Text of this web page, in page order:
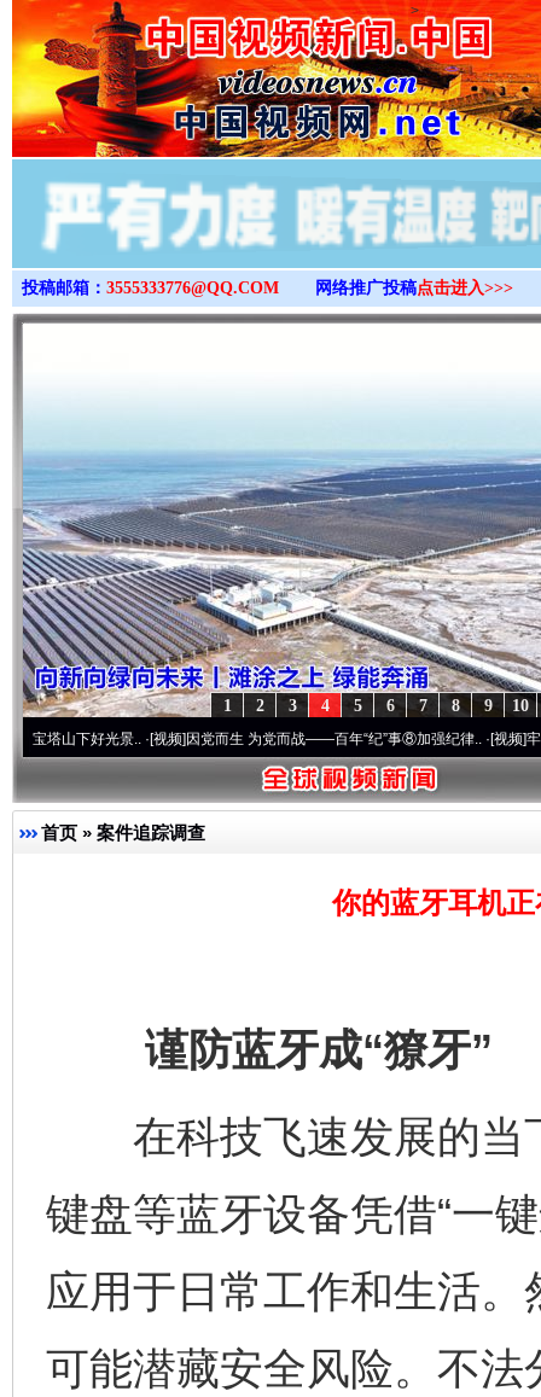
>
投稿邮箱： 3555333776@QQ.COM 网络推广投稿点击进入>>>
10
9
8
7
6
5
4
3
2
1
好光景..·[视频]因党而生 为党而战——百年“纪”事⑧加强纪律..·[视频]牢记初心使命
首页 » 案件追踪调查
你的蓝牙耳机
谨防蓝牙成“獠牙”
在科技飞速发展的当
键盘等蓝牙设备凭借“一
应用于日常工作和生活。
可能潜藏安全风险。不